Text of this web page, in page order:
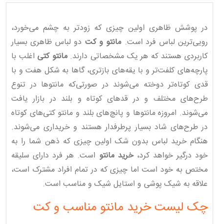
در پوشش ظاهری اولین چیزی که زودتر به چشم می‌خورد،
رویی‌ترین لباس فرد است. مانتو و کت دو لباس ظاهری بسیار
کاربردی هستند که هر یک مشخصاتی دارند.مانتو کتی اغلب با
پارچه‌های کلفت‌تر و با یقه‌های بازتری، گاها به شکل هفت و با
قدی کوتاه‌تر دوخته می‌شوند در صورتی‌که مانتوها در تنوع
طرح‌های مختلف و در قدهای کوتاه و بلند در بازار یافت
می‌شوند. امروزه مانتوها و پانچ‌های بلند و مانتو کتی‌های کوتاه
در طرح‌های شاد بسیار پرطرفدار هستند و خریداری می‌شوند.
هنگام خرید لباس بدون شک اولین چیزی که ذهن شما را به
خود درگیر خواهد کرد،خرید مانتو است. هر فرد دارای سلیقه
مختص به خود است اما چیزی که در تمام افراد مشترک است،
علاقه به شیک پوشی و استایل شیک و مناسب است.
چک لیست خرید مانتو مناسب و کت